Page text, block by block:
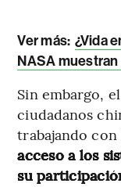
Ver más: ¿Vida
NASA
Sin embargo,
ciudadanos
trabajando con
acceso a los
su